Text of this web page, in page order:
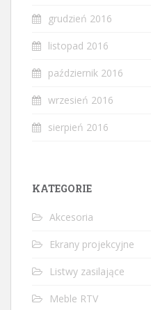
grudzień 2016
listopad 2016
październik 2016
wrzesień 2016
sierpień 2016
KATEGORIE
Akcesoria
Ekrany projekcyjne
Listwy zasilające
Meble RTV